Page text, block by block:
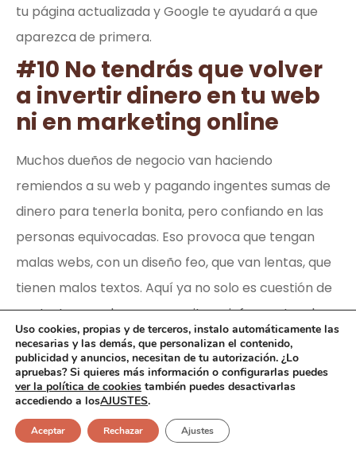
tu página actualizada y Google te ayudará a que
aparezca de primera.
#10 No tendrás que volver
a invertir dinero en tu web
ni en marketing online
Muchos dueños de negocio van haciendo
remiendos a su web y pagando ingentes sumas de
dinero para tenerla bonita, pero confiando en las
personas equivocadas. Eso provoca que tengan
malas webs, con un diseño feo, que van lentas, que
tienen malos textos. Aquí ya no solo es cuestión de
contratar a un buen copywriter e informarte a la
hora de hacer tu compra, sino de confiar también
en un buen diseñador web y no dejar que te la cuele
cualquiera.
#11 Aumentarás tu tasa de
conversión
Uso cookies, propias y de terceros, instalo automáticamente las
necesarias y las demás, que personalizan el contenido,
publicidad y anuncios, necesitan de tu autorización. ¿Lo
apruebas? Si quieres más información o configurarlas puedes
ver la política de cookies también puedes desactivarlas
accediendo a losAJUSTES.
Aceptar Rechazar Ajustes